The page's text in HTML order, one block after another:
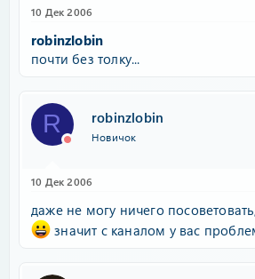
10 Дек 2006
robinzlobin
почти без толку...
R robinzlobin
Новичок
10 Дек 2006
даже не могу ничего
значит с каналом у вас